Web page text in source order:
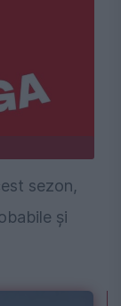
sezon,
și